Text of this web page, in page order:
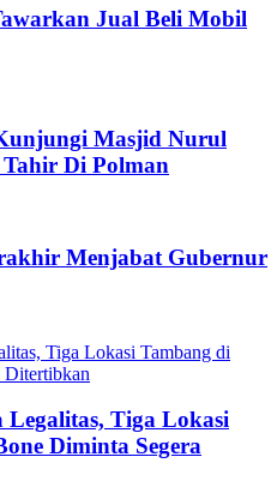
Jual Beli Mobil
Masjid Nurul
Di Polman
Menjabat Gubernur
Legalitas, Tiga Lokasi
Diminta Segera